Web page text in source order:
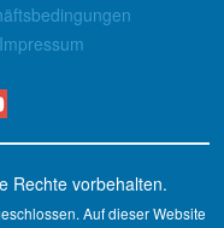
Impressum
Rechte vorbehalten.
Auf dieser Website